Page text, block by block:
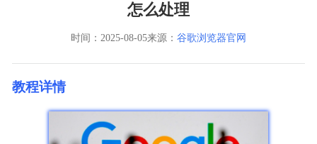
怎么处理
时间： 2025-08-05来源： 谷歌浏览器官网
教程详情